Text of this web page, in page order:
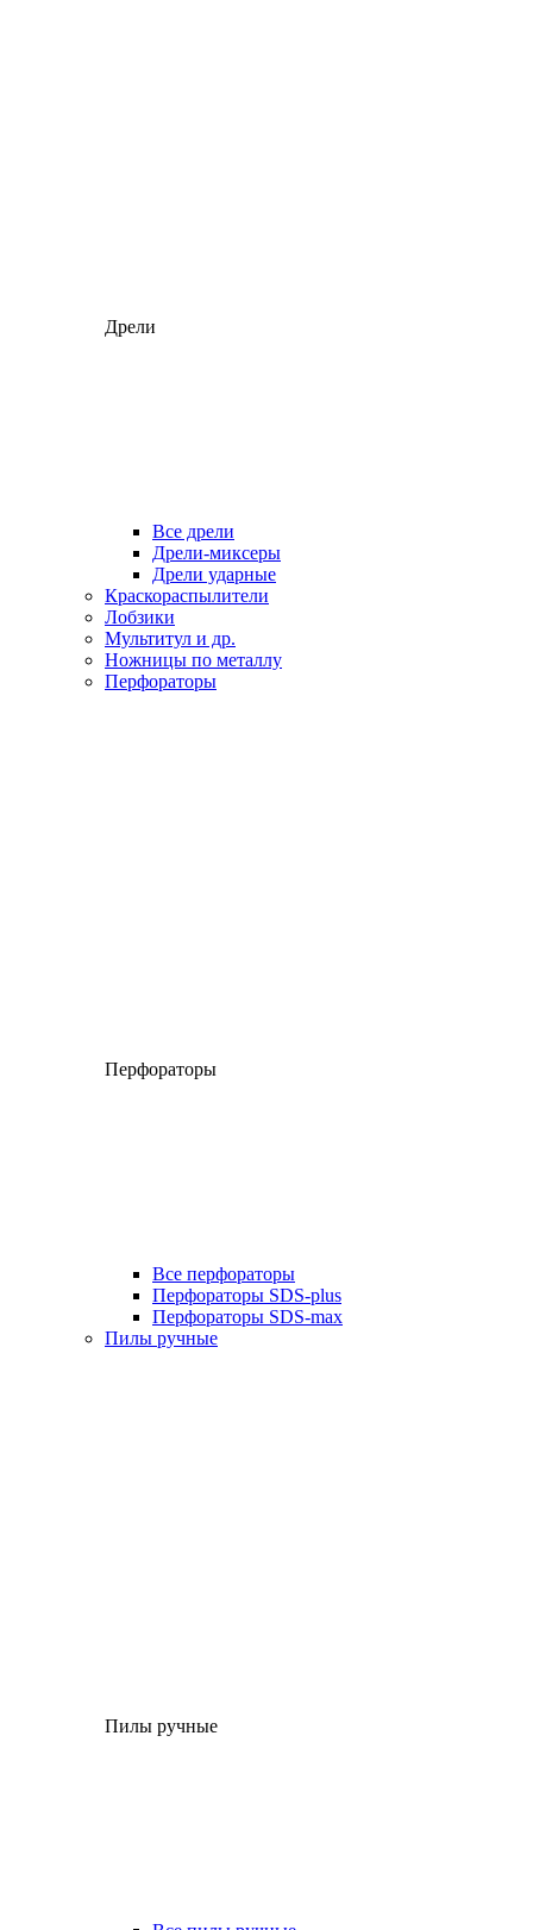
Дрели
Все дрели
Дрели-миксеры
Дрели ударные
Краскораспылители
Лобзики
Мультитул и др.
Ножницы по металлу
Перфораторы
Перфораторы
Все перфораторы
Перфораторы SDS-plus
Перфораторы SDS-max
Пилы ручные
Пилы ручные